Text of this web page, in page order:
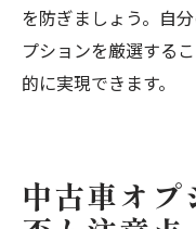
を防ぎましょう。自
プションを厳選する
的に実現できます。
中古車オプ